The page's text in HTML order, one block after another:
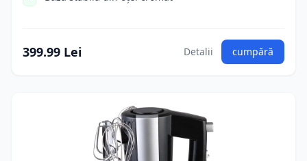
399.99 Lei Detalii cumpără